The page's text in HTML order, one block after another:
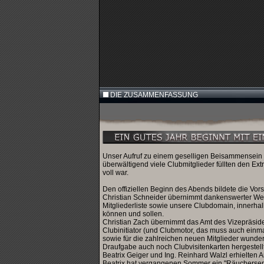
DIE ZUSAMMENFASSUNG
Unser Aufruf zu einem geselligen
überwältigend viele Clubmitglieder füllten den
voll war.
Den offiziellen Beginn des Abends bildete die
Christian Schneider übernimmt dankenswerter
Mitgliederliste sowie unsere Clubdomain,
können und sollen.
Christian Zach übernimmt das Amt des
Clubinitiator (und Clubmotor, das muss auch
sowie für die zahlreichen neuen Mitglieder
Draufgabe auch noch Clubvisitenkarten
Beatrix Geiger und Ing. Reinhard Walzl erhielten